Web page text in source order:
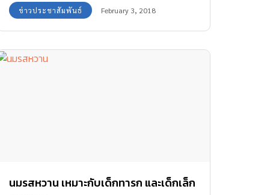
ข่าวประชาสัมพันธ์ February 3, 2018
นมรสหวาน เหมาะกับเด็กทารก และเด็กเล็ก